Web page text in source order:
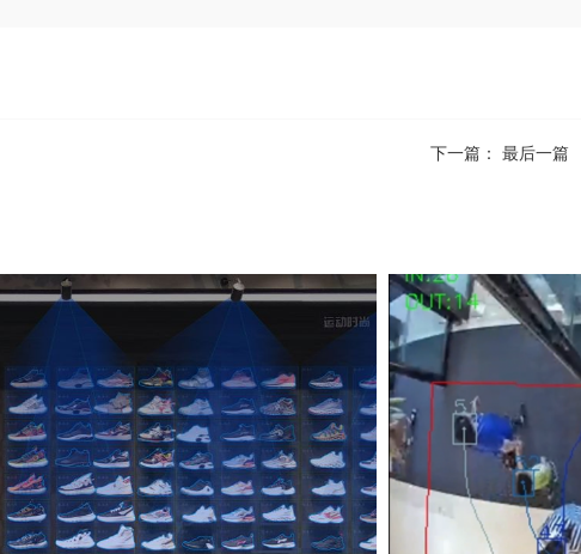
下一篇： 最后一篇